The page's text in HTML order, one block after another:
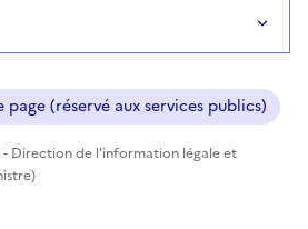
(réservé aux services publics)
Direction de l'information légale et